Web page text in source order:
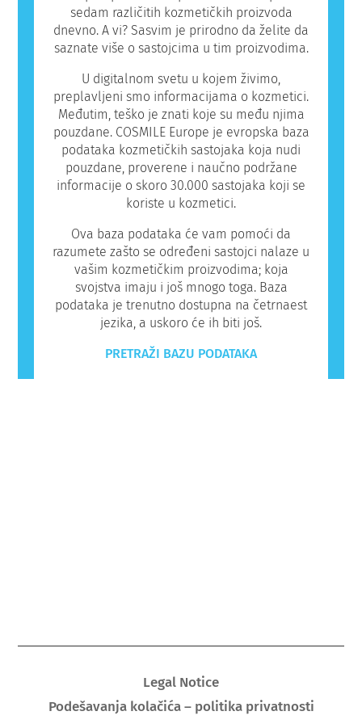
sedam različitih kozmetičkih proizvoda
dnevno. A vi? Sasvim je prirodno da želite da
saznate više o sastojcima u tim proizvodima.
U digitalnom svetu u kojem živimo,
preplavljeni smo informacijama o kozmetici.
Međutim, teško je znati koje su među njima
pouzdane. COSMILE Europe je evropska baza
podataka kozmetičkih sastojaka koja nudi
pouzdane, proverene i naučno podržane
informacije o skoro 30.000 sastojaka koji se
koriste u kozmetici.
Ova baza podataka će vam pomoći da
razumete zašto se određeni sastojci nalaze u
vašim kozmetičkim proizvodima; koja
svojstva imaju i još mnogo toga. Baza
podataka je trenutno dostupna na četrnaest
jezika, a uskoro će ih biti još.
PRETRAŽI BAZU PODATAKA
Legal Notice
Podešavanja kolačića – politika privatnosti